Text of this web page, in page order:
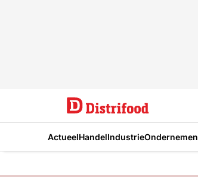
ActueelHandelIndustrieOndernemen